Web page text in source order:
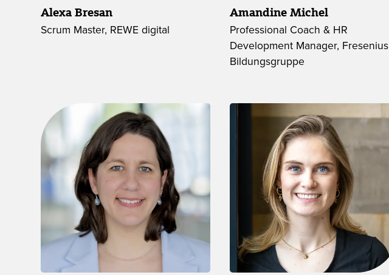
Alexa Bresan
Scrum Master, REWE digital
Amandine Michel
Professional Coach & HR
Development Manager, Fresenius
Bildungsgruppe